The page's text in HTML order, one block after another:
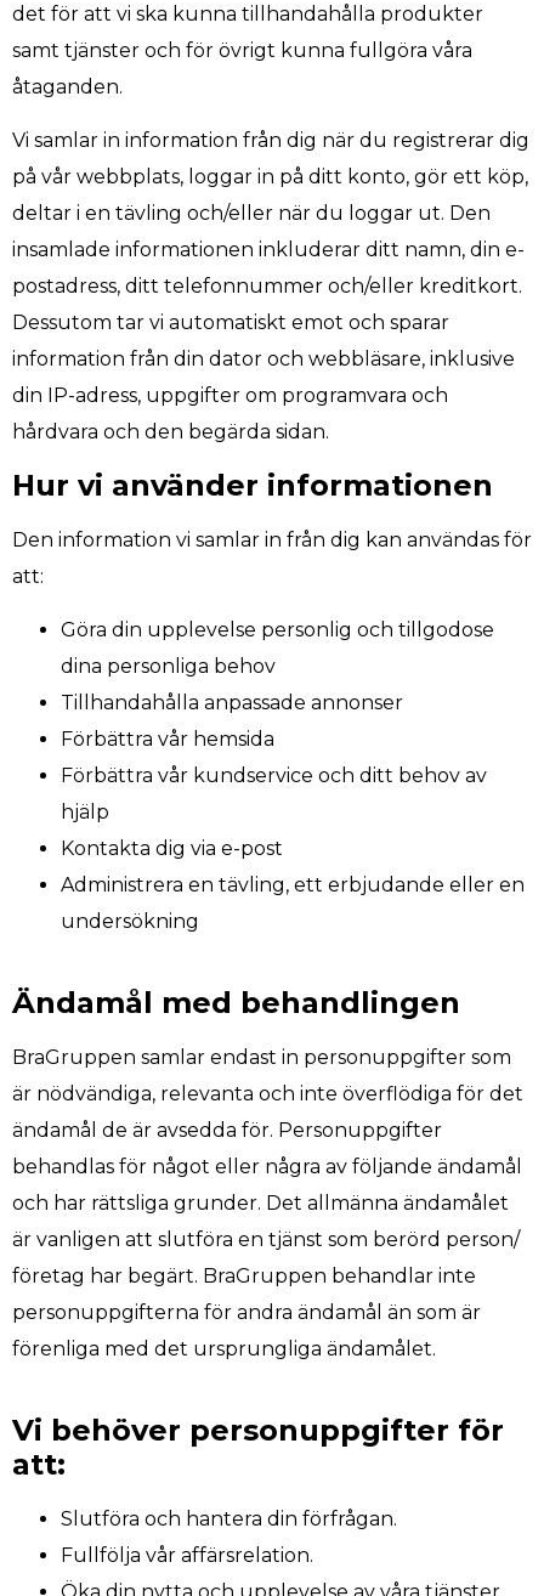
det för att vi ska kunna tillhandahålla produkter
samt tjänster och för övrigt kunna fullgöra våra
åtaganden.
Vi samlar in information från dig när du registrerar dig
på vår webbplats, loggar in på ditt konto, gör ett köp,
deltar i en tävling och/eller när du loggar ut. Den
insamlade informationen inkluderar ditt namn, din e-
postadress, ditt telefonnummer och/eller kreditkort.
Dessutom tar vi automatiskt emot och sparar
information från din dator och webbläsare, inklusive
din IP-adress, uppgifter om programvara och
hårdvara och den begärda sidan.
Hur vi använder informationen
Den information vi samlar in från dig kan användas för
att:
Göra din upplevelse personlig och tillgodose
dina personliga behov
Tillhandahålla anpassade annonser
Förbättra vår hemsida
Förbättra vår kundservice och ditt behov av
hjälp
Kontakta dig via e-post
Administrera en tävling, ett erbjudande eller en
undersökning
Ändamål med behandlingen
BraGruppen samlar endast in personuppgifter som
är nödvändiga, relevanta och inte överflödiga för det
ändamål de är avsedda för. Personuppgifter
behandlas för något eller några av följande ändamål
och har rättsliga grunder. Det allmänna ändamålet
är vanligen att slutföra en tjänst som berörd person/
företag har begärt. BraGruppen behandlar inte
personuppgifterna för andra ändamål än som är
förenliga med det ursprungliga ändamålet.
Vi behöver personuppgifter för
att:
Slutföra och hantera din förfrågan.
Fullfölja vår affärsrelation.